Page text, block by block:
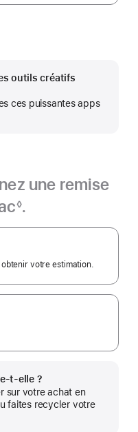
outils créatifs
ces puissantes apps
une remise
◊.
obtenir votre estimation.
t-elle ?
sur votre achat en
faites recycler votre